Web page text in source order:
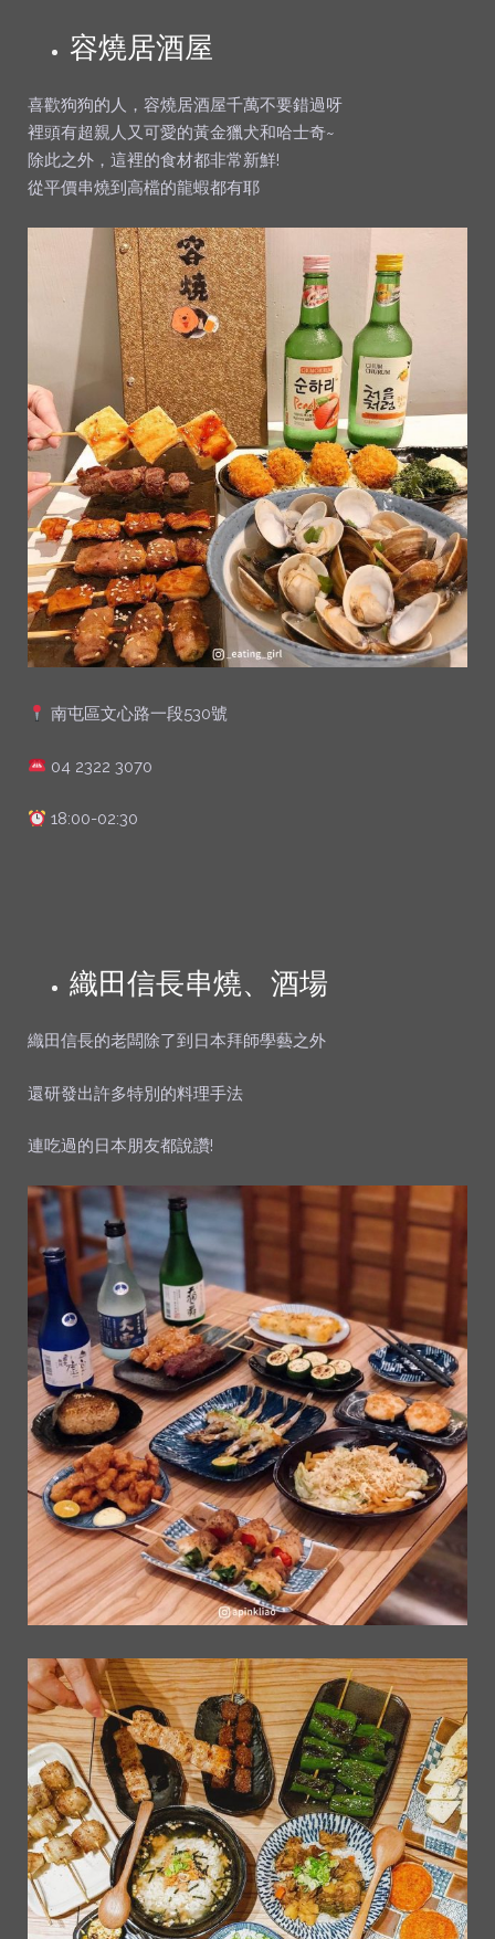
容燒居酒屋
喜歡狗狗的人，容燒居酒屋千萬不要錯過呀
裡頭有超親人又可愛的黃金獵犬和哈士奇~
除此之外，這裡的食材都非常新鮮!
從平價串燒到高檔的龍蝦都有耶
南屯區文心路一段530號
04 2322 3070
18:00-02:30
織田信長串燒、酒場
織田信長的老闆除了到日本拜師學藝之外
還研發出許多特別的料理手法
連吃過的日本朋友都說讚!